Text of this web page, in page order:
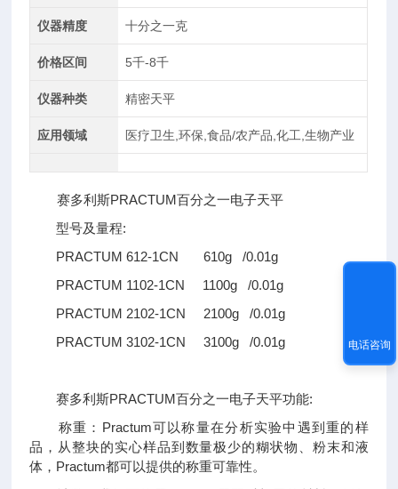
仪器精度 十分之一克
价格区间 5千-8千
仪器种类 精密天平
应用领域 医疗卫生,环保,食品/农产品,化工,生物产业
赛多利斯PRACTUM百分之一电子天平
型号及量程:
PRACTUM 612-1CN 610g /0.01g
PRACTUM 1102-1CN 1100g /0.01g
PRACTUM 2102-1CN 2100g /0.01g
PRACTUM 3102-1CN 3100g /0.01g
赛多利斯PRACTUM百分之一电子天平功能:
称重：Practum可以称量在分析实验中遇到重的样
品，从整块的实心样品到数量极少的糊状物、粉末和液
体，Practum都可以提供的称重可靠性。
电话咨询